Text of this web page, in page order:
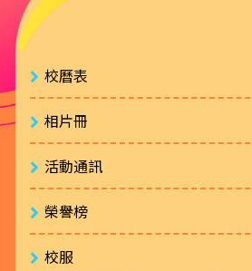
校曆表
相片冊
活動通訊
榮譽榜
校服